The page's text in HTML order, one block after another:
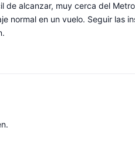
de alcanzar, muy cerca del
normal en un vuelo. Seguir las